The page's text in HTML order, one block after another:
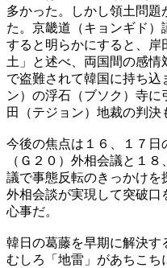
多かった。しかし領土問題
た。京畿道（キョンギド
すると明らかにすると、
土」と述べ、両国間の感
で盗難されて韓国に持ち
ン）の浮石（ブソク）寺
田（テジョン）地裁の判決
今後の焦点は１６、１７
（Ｇ２０）外相会議と１
議で事態反転のきっかけを
外相会談が実現して突破口
心事だ。
韓日の葛藤を早期に解決す
むしろ「地雷」があちこち